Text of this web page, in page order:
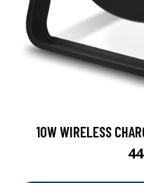
10W WIRELESS